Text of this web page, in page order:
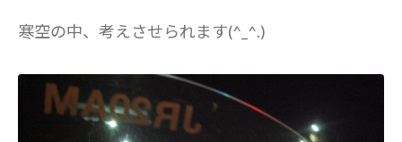
寒空の中、考えさせられます(^_^.)